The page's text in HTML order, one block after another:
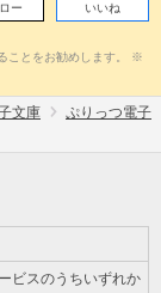
ー いいね
ことをお勧めします。 ※
文庫
ぷりっつ電子
ビスのうちいずれか